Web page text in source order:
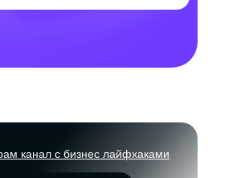
канал с бизнес лайфхаками